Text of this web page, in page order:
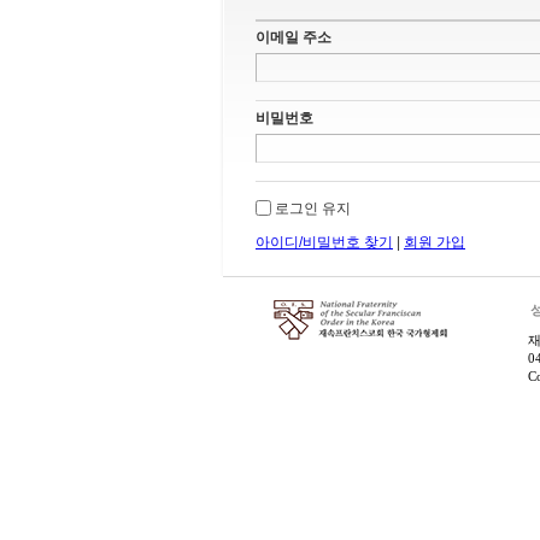
이메일 주소
비밀번호
로그인 유지
아이디/비밀번호 찾기 회원 가입